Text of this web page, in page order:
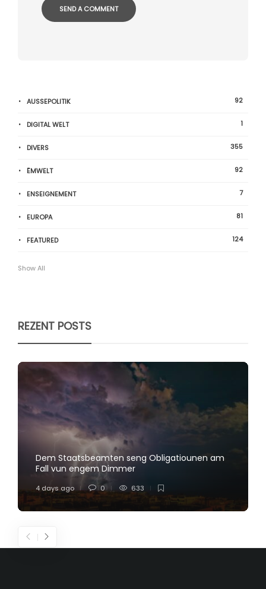
AUSSEPOLITIK 92
DIGITAL WELT 1
DIVERS 355
ËMWELT 92
ENSEIGNEMENT 7
EUROPA 81
FEATURED 124
Show All
REZENT POSTS
Dem Staatsbeamten seng Obligatiounen am
Fall vun engem Dimmer
4 days ago 0 633